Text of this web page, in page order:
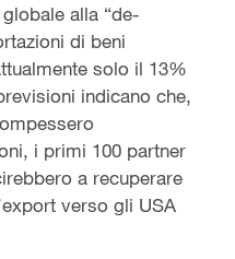
alla “de-
di beni
solo il 13%
indicano che,
i primi 100 partner
a recuperare
verso gli USA